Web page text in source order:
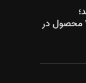
خداحافظی صنعت خودرو با ۲۷ محصول در